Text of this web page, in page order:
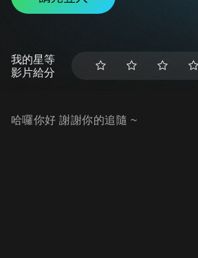
我的星等
影片給分
哈囉你好 謝謝你的追隨 ~